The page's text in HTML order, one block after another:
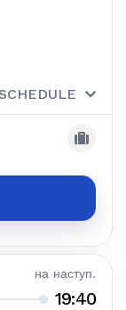
на наступ.
19:40